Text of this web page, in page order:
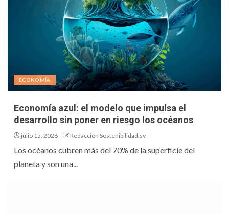
ECONOMÍA
Economía azul: el modelo que impulsa el
desarrollo sin poner en riesgo los océanos
julio 15, 2026 Redacción Sostenibilidad.sv
Los océanos cubren más del 70% de la superficie del
planeta y son una...